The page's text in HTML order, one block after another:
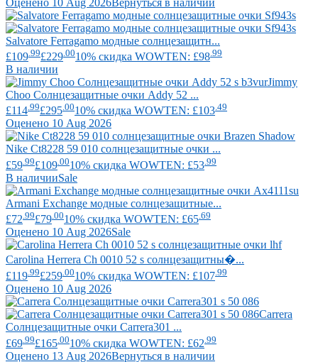
Salvatore Ferragamo модные солнцезащитн...
£109 .99£229 .0010% скидка WOWTEN: £98 .99
В наличии
Jimmy
Choo Солнцезащитные очки Addy 52 ...
£114.99£295.0010% скидка WOWTEN: £103.49
Оценено 10 Aug 2026
Nike Ct8228 59 010 солнцезащитные очки ...
£59 .99£109 .0010% скидка WOWTEN: £53 .99
В наличииSale
Armani Exchange модные солнцезащитные...
£72 .99£79 .0010% скидка WOWTEN: £65 .69
Оценено 10 Aug 2026Sale
Carolina Herrera Ch 0010 52 s солнцезащитны�...
£119.99£259.0010% скидка WOWTEN: £107.99
Оценено 10 Aug 2026
Carrera
Солнцезащитные очки Carrera301 ...
£69 .99£165 .0010% скидка WOWTEN: £62 .99
Оценено 13 Aug 2026Вернуться в наличии